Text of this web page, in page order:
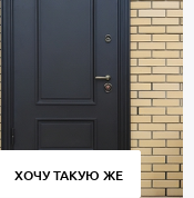
ХОЧУ ТАКУЮ ЖЕ